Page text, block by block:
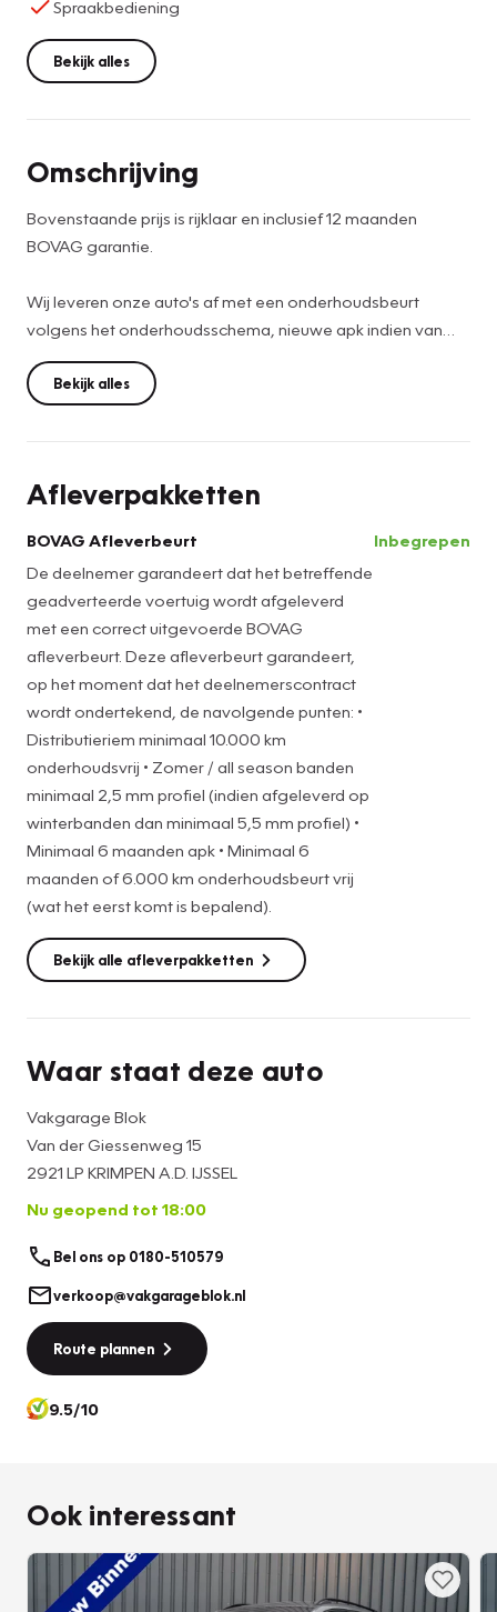
Spraakbediening
Bekijk alles
Omschrijving
Bovenstaande prijs is rijklaar en inclusief 12 maanden
BOVAG garantie.
Wij leveren onze auto's af met een onderhoudsbeurt
volgens het onderhoudsschema, nieuwe apk indien van
toepassing, auto wordt volledig binnen en buiten
professioneel gereinigd, indien nodig nieuw matten set,
RDW teller rapport en tenaamstelling van de auto op u
Voor meer informatie over deze auto of interesse in een
30876014 Ook evt. 's Avonds geopend op afspraak
Bekijk alles
Afleverpakketten
BOVAG Afleverbeurt
De deelnemer garandeert dat het betreffende
geadverteerde voertuig wordt afgeleverd
met een correct uitgevoerde BOVAG
afleverbeurt. Deze afleverbeurt garandeert,
op het moment dat het deelnemerscontract
wordt ondertekend, de navolgende punten: •
Distributieriem minimaal 10.000 km
onderhoudsvrij • Zomer / all season banden
minimaal 2,5 mm profiel (indien afgeleverd op
winterbanden dan minimaal 5,5 mm profiel) •
Minimaal 6 maanden apk • Minimaal 6
maanden of 6.000 km onderhoudsbeurt vrij
(wat het eerst komt is bepalend).
Inbegrepen
Bekijk alle afleverpakketten
Waar staat deze auto
Vakgarage Blok
Van der Giessenweg 15
2921 LP KRIMPEN A.D. IJSSEL
Nu geopend tot 18:00
Bel ons op 0180-510579
verkoop@vakgarageblok.nl
Route plannen
9.5/10
Ook interessant